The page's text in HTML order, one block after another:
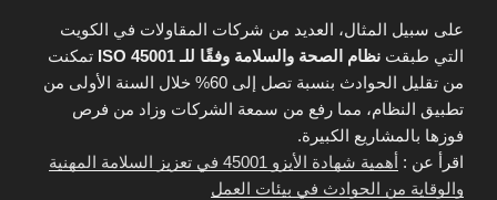
على سبيل المثال، العديد من شركات المقاولات في الكويت
التي طبقت نظام الصحة والسلامة وفقًا للـ ISO 45001
تمكنت
من تقليل الحوادث بنسبة تصل إلى 60% خلال السنة الأولى من
تطبيق النظام، مما رفع من سمعة الشركات وزاد من فرص
فوزها بالمشاريع الكبيرة.
اقرأ عن :
أهمية شهادة الأيزو 45001 في تعزيز السلامة المهنية
والوقاية من الحوادث في بيئات العمل